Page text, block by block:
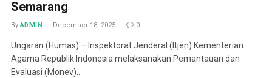
Semarang
By ADMIN December 18, 2025 0
Ungaran (Humas) – Inspektorat Jenderal (Itjen) Kementerian
Agama Republik Indonesia melaksanakan Pemantauan dan
Evaluasi (Monev)…